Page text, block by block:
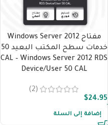
مفتاح Windows Server 2012
خدمات سطح المكتب البعيد 50
CAL – Windows Server 2012 RDS
Device/User 50 CAL
(2)
$24.95
إضافة إلى السلة